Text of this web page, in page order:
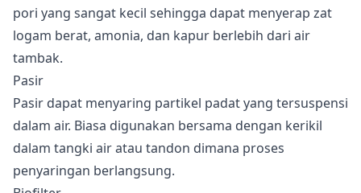
pori yang sangat kecil sehingga dapat menyerap zat
logam berat, amonia, dan kapur berlebih dari air
tambak.
Pasir
Pasir dapat menyaring partikel padat yang tersuspensi
dalam air. Biasa digunakan bersama dengan kerikil
dalam tangki air atau tandon dimana proses
penyaringan berlangsung.